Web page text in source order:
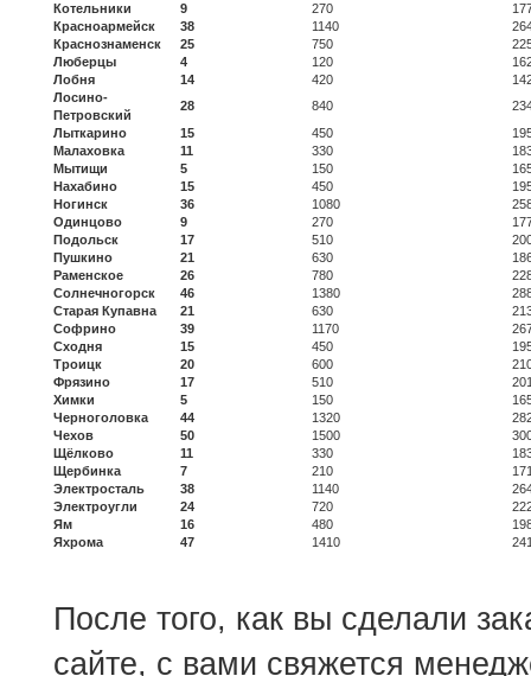
Котельники
9 270
Красноармейск
38 1140
Краснознаменск
25 750
Люберцы
4 120
Лобня
14 420
Лосино-
Петровский
28 840
Лыткарино
15 450
Малаховка
11 330
Мытищи
5 150
Нахабино
15 450
Ногинск
36 1080
Одинцово
9 270
Подольск
17 510
Пушкино
21 630
Раменское
26 780
Солнечногорск
46 1380
Старая Купавна
21 630
Софрино
39 1170
Сходня
15 450
Троицк
20 600
Фрязино
17 510
Химки
5 150
Черноголовка
44 1320
Чехов
50 1500
Щёлково
11 330
Щербинка
7 210
Электросталь
38 1140
Электроугли
24 720
Ям
16 480
Яхрома
47 1410
После того, как вы сделали
сайте, с вами свяжется